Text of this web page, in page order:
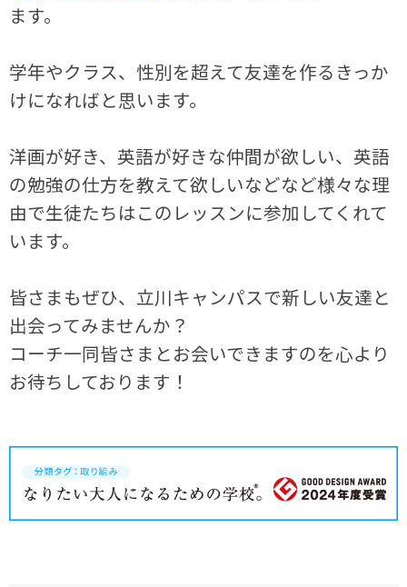
ます。
学年やクラス、性別を超えて友達を作るきっか
けになればと思います。
洋画が好き、英語が好きな仲間が欲しい、英語
の勉強の仕方を教えて欲しいなどなど様々な理
由で生徒たちはこのレッスンに参加してくれて
います。
皆さまもぜひ、立川キャンパスで新しい友達と
出会ってみませんか？
コーチ一同皆さまとお会いできますのを心より
お待ちしております！